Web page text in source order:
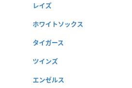
レイズ
ホワイトソックス
タイガース
ツインズ
エンゼルス